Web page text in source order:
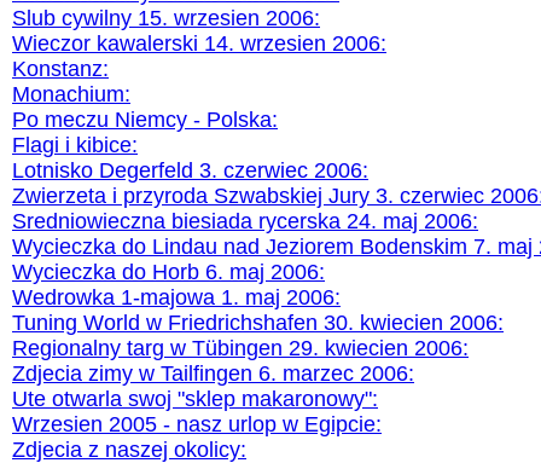
Slub cywilny 15. wrzesien 2006:
Wieczor kawalerski 14. wrzesien 2006:
Konstanz:
Monachium:
Po meczu Niemcy - Polska:
Flagi i kibice:
Lotnisko Degerfeld 3. czerwiec 2006:
Zwierzeta i przyroda Szwabskiej Jury 3. czerwiec
Sredniowieczna biesiada rycerska 24. maj 2006:
Wycieczka do Lindau nad Jeziorem Bodenskim 7. maj
Wycieczka do Horb 6. maj 2006:
Wedrowka 1-majowa 1. maj 2006:
Tuning World w Friedrichshafen 30. kwiecien 2006:
Regionalny targ w Tübingen 29. kwiecien 2006:
Zdjecia zimy w Tailfingen 6. marzec 2006:
Ute otwarla swoj "sklep makaronowy":
Wrzesien 2005 - nasz urlop w Egipcie:
Zdjecia z naszej okolicy: